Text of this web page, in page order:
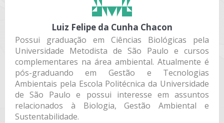
Luiz Felipe da Cunha Chacon
Possui graduação em Ciências Biológicas pela
Universidade Metodista de São Paulo e cursos
complementares na área ambiental. Atualmente é
pós-graduando em Gestão e Tecnologias
Ambientais pela Escola Politécnica da Universidade
de São Paulo e possui interesse em assuntos
relacionados à Biologia, Gestão Ambiental e
Sustentabilidade.